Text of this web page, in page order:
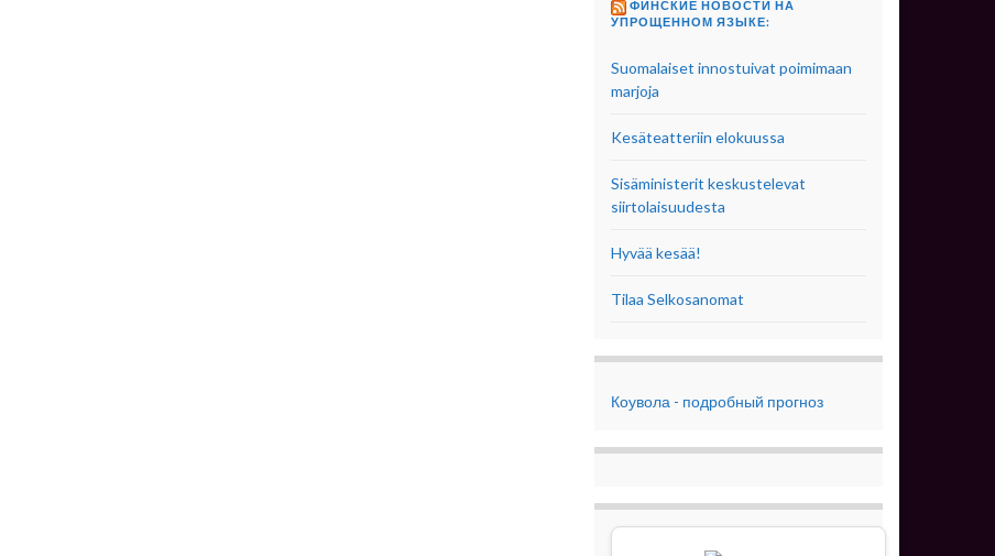
ФИНСКИЕ НОВОСТИ НА
УПРОЩЕННОМ ЯЗЫКЕ:
Suomalaiset innostuivat poimimaan
marjoja
Kesäteatteriin elokuussa
Sisäministerit keskustelevat
siirtolaisuudesta
Hyvää kesää!
Tilaa Selkosanomat
Коувола - подробный прогноз